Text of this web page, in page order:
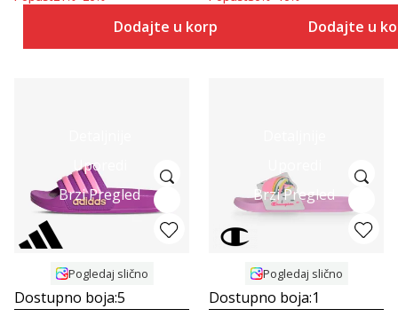
Dodajte u korpu Dodajte u
Uporedi
Brzi Pregled
Pogledaj slično
Dostupno boja:5
Brzi Pregled
Pogledaj slično
Dostupno boja:1